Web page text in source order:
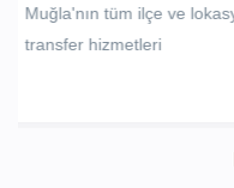
Havalimanından
hizmetleri